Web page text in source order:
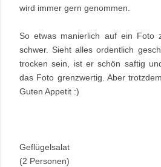
wird immer gern genommen.
So etwas manierlich auf ein Foto
schwer. Sieht alles ordentlich
trocken sein, ist er schön saftig
das Foto grenzwertig. Aber
Guten Appetit :)
Geflügelsalat
(2 Personen)